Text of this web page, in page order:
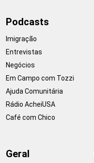
Podcasts
Imigração
Entrevistas
Negócios
Em Campo com Tozzi
Ajuda Comunitária
Rádio AcheiUSA
Café com Chico
Geral